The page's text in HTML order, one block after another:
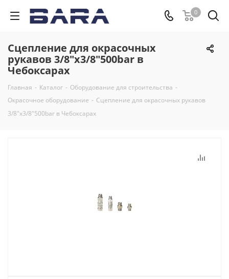
0
Сцепление для окрасочных
рукавов 3/8"х3/8"500bar в
Чебоксарах
Главная - Каталог - Оборудование для строительства -
Окрасочное оборудование - Сцепление для окрасочных рукавов
3/8"х3/8"500bar в Чебоксарах